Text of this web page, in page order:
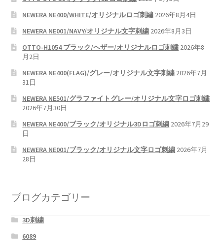
NEWERA NE400/WHITE/オリジナルロゴ刺繡 2026年8月4日
NEWERA NE001/NAVY/オリジナル文字刺繍 2026年8月3日
OTTO-H1054 ブラック/ヘザー/オリジナルロゴ刺繍 2026年8
月2日
NEWERA NE400(FLAG)/グレー/オリジナル文字刺繍 2026年7月
31日
NEWERA NE501/グラファイトグレー/オリジナル文字ロゴ刺繍
2026年7月30日
NEWERA NE400/ブラック/オリジナル3Dロゴ刺繍 2026年7月29
日
NEWERA NE001/ブラック/オリジナル文字ロゴ刺繍 2026年7月
28日
ブログカテゴリー
3D刺繍
6089